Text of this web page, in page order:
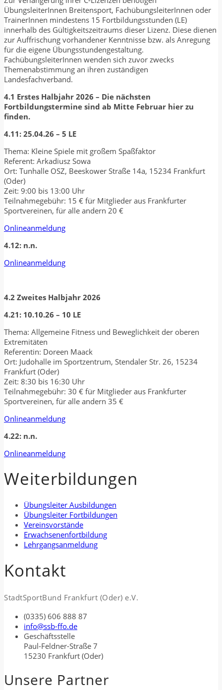
ÜbungsleiterInnen Breitensport, FachübungsleiterInnen oder
TrainerInnen mindestens 15 Fortbildungsstunden (LE)
innerhalb des Gültigkeitszeitraums dieser Lizenz. Diese dienen
zur Auffrischung vorhandener Kenntnisse bzw. als Anregung
für die eigene Übungsstundengestaltung.
FachübungsleiterInnen wenden sich zuvor zwecks
Themenabstimmung an ihren zuständigen
Landesfachverband.
4.1 Erstes Halbjahr 2026 – Die nächsten
Fortbildungstermine sind ab Mitte Februar hier zu
finden.
4.11: 25.04.26 – 5 LE
Thema: Kleine Spiele mit großem Spaßfaktor
Referent: Arkadiusz Sowa
Ort: Tunhalle OSZ, Beeskower Straße 14a, 15234 Frankfurt
(Oder)
Zeit: 9:00 bis 13:00 Uhr
Teilnahmegebühr: 15 € für Mitglieder aus Frankfurter
Sportvereinen, für alle andern 20 €
Onlineanmeldung
4.12: n.n.
Onlineanmeldung
4.2 Zweites Halbjahr 2026
4.21: 10.10.26 – 10 LE
Thema: Allgemeine Fitness und Beweglichkeit der oberen
Extremitäten
Referentin: Doreen Maack
Ort: Judohalle im Sportzentrum, Stendaler Str. 26, 15234
Frankfurt (Oder)
Zeit: 8:30 bis 16:30 Uhr
Teilnahmegebühr: 30 € für Mitglieder aus Frankfurter
Sportvereinen, für alle andern 35 €
Onlineanmeldung
4.22: n.n.
Onlineanmeldung
Weiterbildungen
Übungsleiter Ausbildungen
Übungsleiter Fortbildungen
Vereinsvorstände
Erwachsenenfortbildung
Lehrgangsanmeldung
Kontakt
StadtSportBund Frankfurt (Oder) e.V.
(0335) 606 888 87
info@ssb-ffo.de
Geschäftsstelle
Paul-Feldner-Straße 7
15230 Frankfurt (Oder)
Unsere Partner